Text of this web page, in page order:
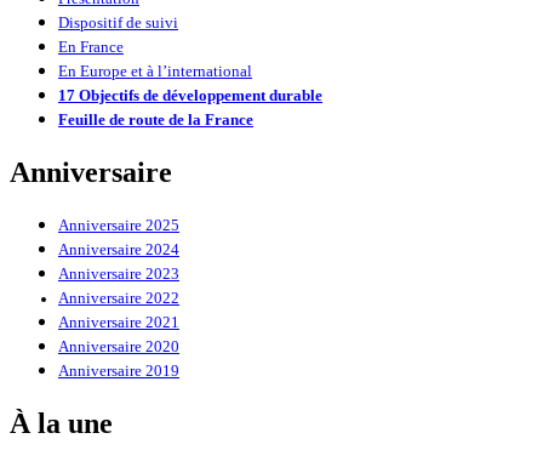
Dispositif de suivi
En France
En Europe et à l’international
17 Objectifs de développement durable
Feuille de route de la France
Anniversaire
Anniversaire 2025
Anniversaire 2024
Anniversaire 2023
Anniversaire 2022
Anniversaire 2021
Anniversaire 2020
Anniversaire 2019
À la une